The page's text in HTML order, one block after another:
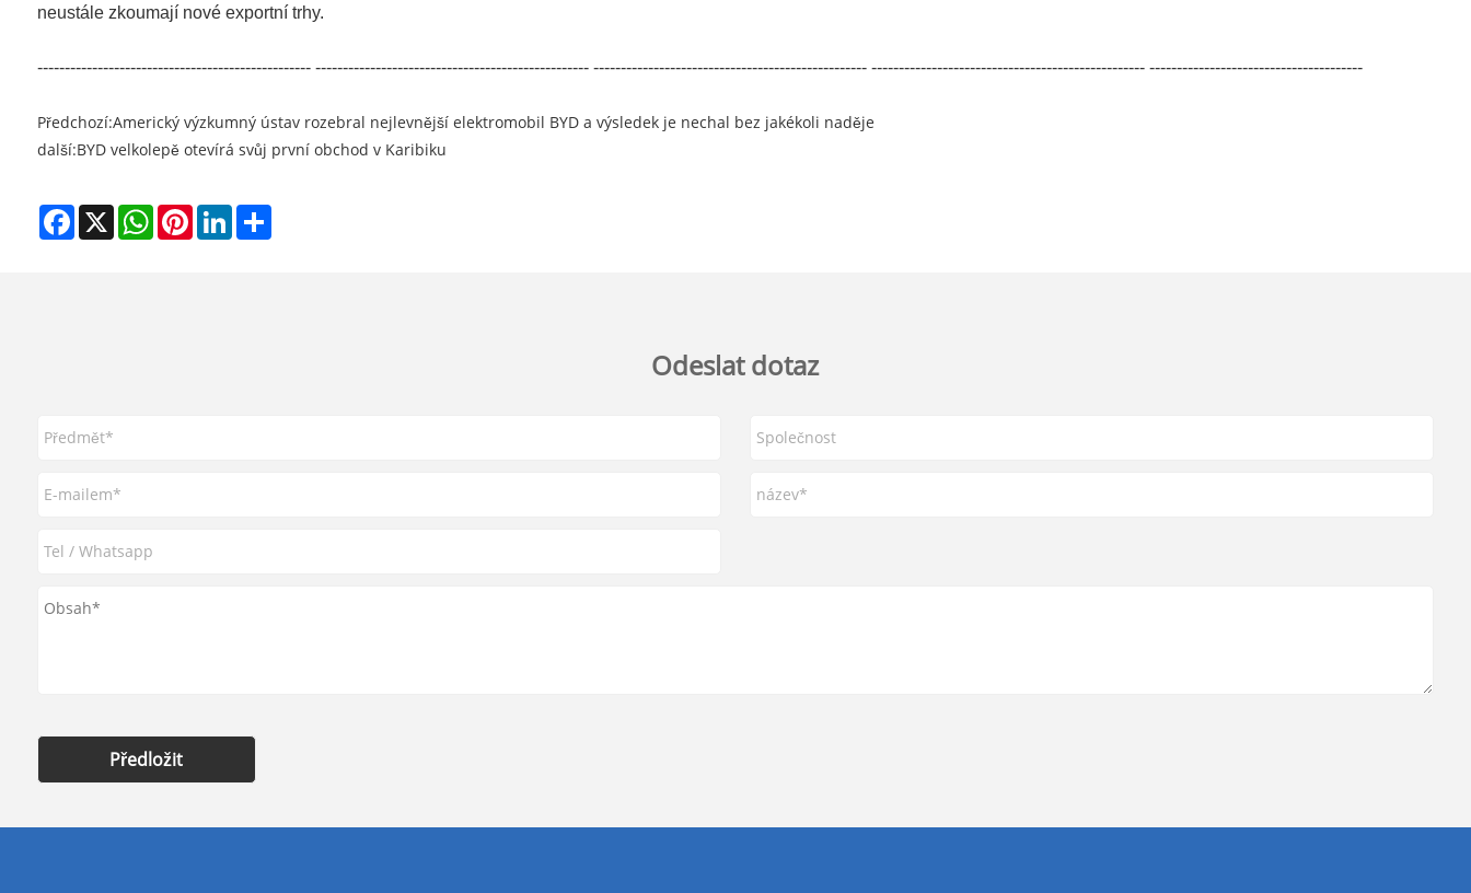
neustále zkoumají nové exportní trhy.
-------------------------------------------------- -------------------------------------------------- -------------------------------------------------- -------------------------------------------------- ---------------------------------------
Předchozí:Americký výzkumný ústav rozebral nejlevnější elektromobil BYD a výsledek je nechal bez jakékoli naděje
další:BYD velkolepě otevírá svůj první obchod v Karibiku
Facebook
X WhatsAppPinterestLinkedInShare
Odeslat dotaz
Předložit